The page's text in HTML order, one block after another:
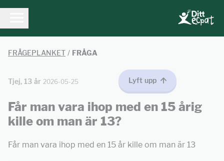
FRÅGEPLANKET / FRÅGA
Tjej, 13 år 2026-05-25 Lyft upp
Får man vara ihop med en 15 årig
kille om man är 13?
Får man vara ihop med en 15 år kille om man är 13